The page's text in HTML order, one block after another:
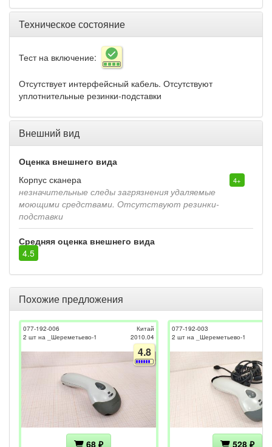
Техническое состояние
Тест на включение:
Отсутствует интерфейсный кабель. Отсутствуют
уплотнительные резинки-подставки
Внешний вид
Оценка внешнего вида
Корпус сканера
4+
незначительные следы загрязнения удаляемые
моющими средствами. Отсутствуют резинки-
подставки
Средняя оценка внешнего вида
4.5
Похожие предложения
077-192-006
2 шт на _Шереметьево-1
Китай
2010.04
4.8
68 ₽
077-192-003
2 шт на _Шереметьево-1
528 ₽